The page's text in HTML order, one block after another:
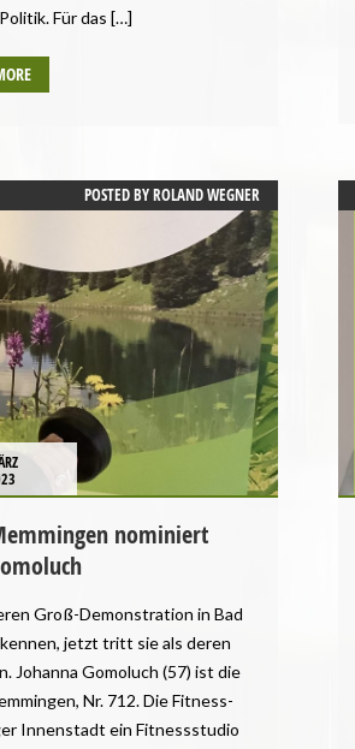
Für das […]
POSTED BYROLAND WEGNER
nominiert
Groß-Demonstration in Bad
jetzt tritt sie als deren
Johanna Gomoluch (57) ist die
Nr. 712. Die Fitness-
Innenstadt ein Fitnessstudio